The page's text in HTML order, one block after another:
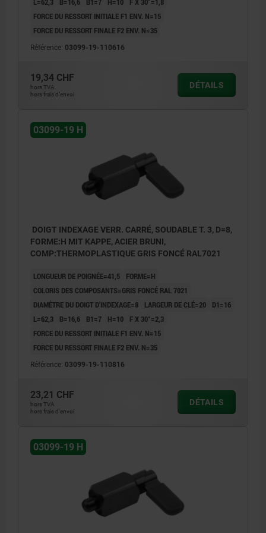
FORCE DU RESSORT INITIALE F1 ENV. N=15
FORCE DU RESSORT FINALE F2 ENV. N=35
Référence: 03099-19-110616
19,34 CHF
hors TVA
hors frais d’envoi
DÉTAILS
03099-19 H
DOIGT INDEXAGE VERR. CARRÉ, SOUDABLE T. 3, D=8,
FORME:H MIT KAPPE, ACIER BRUNI,
COMP:THERMOPLASTIQUE GRIS FONCÉ RAL7021
LONGUEUR DE POIGNÉE=41,5
FORME=H
COLORIS DES COMPOSANTS=GRIS FONCÉ RAL 7021
DIAMÈTRE DU DOIGT D'INDEXAGE=8
LARGEUR DE CLÉ=20
D1=16
L=62,3
B=16,6 B1=7 H=10
F X 30°=2,3
FORCE DU RESSORT INITIALE F1 ENV. N=15
FORCE DU RESSORT FINALE F2 ENV. N=35
Référence: 03099-19-110816
23,21 CHF
hors TVA
hors frais d’envoi
DÉTAILS
03099-19 H